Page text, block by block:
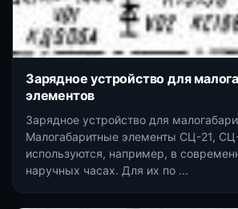
Зарядное устройство для
элементов
Зарядное устройство для
Малогабаритные элементы СЦ-21,
используются, например, в
наручных часах. Для их по ...